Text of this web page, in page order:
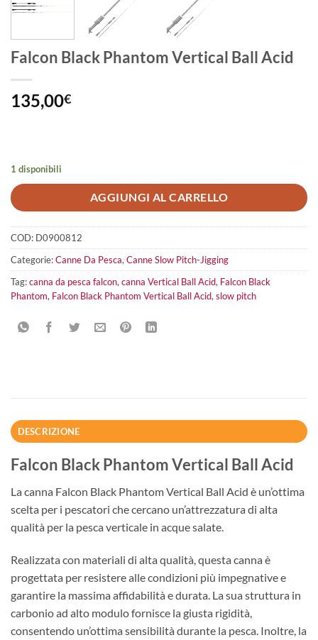
Falcon Black Phantom Vertical Ball Acid
135,00€
1 disponibili
AGGIUNGI AL CARRELLO
COD: D0900812
Categorie:Canne Da Pesca, Canne Slow Pitch-Jigging
Tag:canna da pesca falcon, canna Vertical Ball Acid, Falcon Black
Phantom, Falcon Black Phantom Vertical Ball Acid, slow pitch
DESCRIZIONE
Falcon Black Phantom Vertical Ball Acid
La canna Falcon Black Phantom Vertical Ball Acid è un’ottima
scelta per i pescatori che cercano un’attrezzatura di alta
qualità per la pesca verticale in acque salate.
Realizzata con materiali di alta qualità, questa canna è
progettata per resistere alle condizioni più impegnative e
garantire la massima affidabilità e durata. La sua struttura in
carbonio ad alto modulo fornisce la giusta rigidità,
consentendo un’ottima sensibilità durante la pesca. Inoltre, la